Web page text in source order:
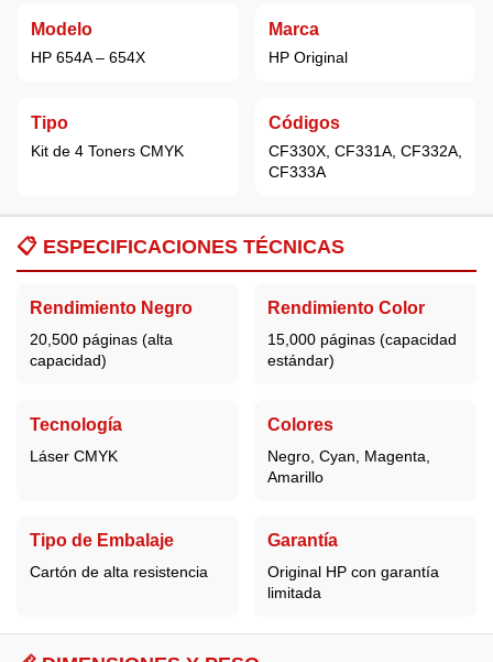
Modelo
HP 654A – 654X
Marca
HPOriginal
Tipo
Kit de 4 Toners CMYK
Códigos
CF330X, CF331A, CF332A,
CF333A
📋 ESPECIFICACIONES TÉCNICAS
Rendimiento Negro
20,500 páginas (alta
capacidad)
Rendimiento Color
15,000 páginas (capacidad
estándar)
Tecnología
Láser CMYK
Colores
Negro, Cyan, Magenta,
Amarillo
Tipo de Embalaje
Cartón de alta resistencia
Garantía
Original HP con garantía
limitada